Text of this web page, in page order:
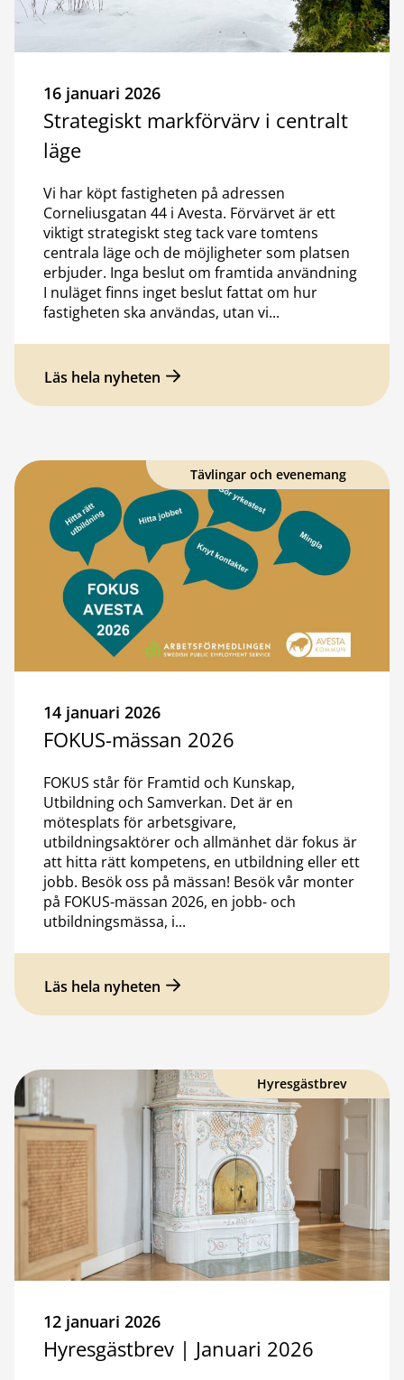
16 januari 2026
Strategiskt markförvärv i centralt
läge
Vi har köpt fastigheten på adressen
Corneliusgatan 44 i Avesta. Förvärvet är ett
viktigt strategiskt steg tack vare tomtens
centrala läge och de möjligheter som platsen
erbjuder. Inga beslut om framtida användning
I nuläget finns inget beslut fattat om hur
fastigheten ska användas, utan vi...
Läs hela nyheten
Tävlingar och evenemang
14 januari 2026
FOKUS-mässan 2026
FOKUS står för Framtid och Kunskap,
Utbildning och Samverkan. Det är en
mötesplats för arbetsgivare,
utbildningsaktörer och allmänhet där fokus är
att hitta rätt kompetens, en utbildning eller ett
jobb. Besök oss på mässan! Besök vår monter
på FOKUS-mässan 2026, en jobb- och
utbildningsmässa, i...
Läs hela nyheten
Hyresgästbrev
12 januari 2026
Hyresgästbrev | Januari 2026